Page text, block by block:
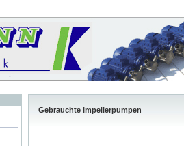
Gebrauchte Impellerpumpen